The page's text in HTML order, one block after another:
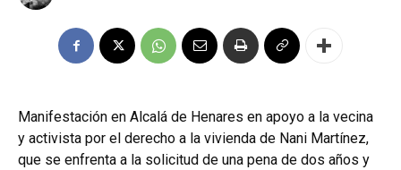
Manifestación en Alcalá de Henares en apoyo a la vecina
y activista por el derecho a la vivienda de Nani Martínez,
que se enfrenta a la solicitud de una pena de dos años y